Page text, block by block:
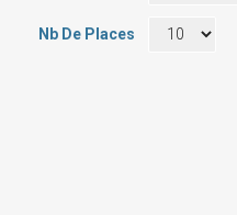
Nb De Places